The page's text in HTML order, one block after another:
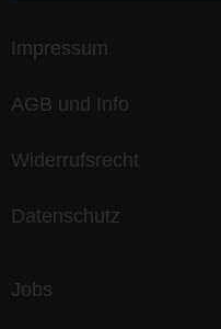
Impressum
AGB und Info
Widerrufsrecht
Datenschutz
Jobs